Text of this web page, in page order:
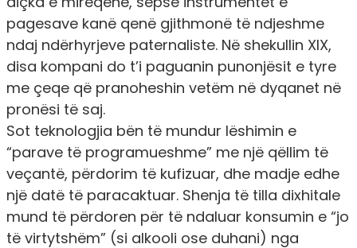
pagesave kanë qenë gjithmonë të ndjeshme
ndaj ndërhyrjeve paternaliste. Në shekullin XIX,
disa kompani do t’i paguanin punonjësit e tyre
me çeqe që pranoheshin vetëm në dyqanet në
pronësi të saj.
Sot teknologjia bën të mundur lëshimin e
“parave të programueshme” me një qëllim të
veçantë, përdorim të kufizuar, dhe madje edhe
një datë të paracaktuar. Shenja të tilla dixhitale
mund të përdoren për të ndaluar konsumin e “jo
të virtytshëm” (si alkooli ose duhani) nga